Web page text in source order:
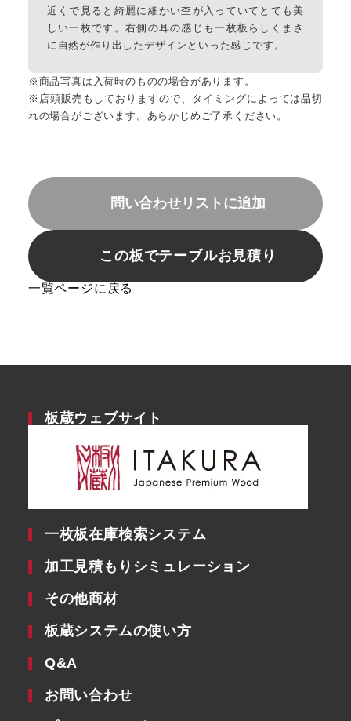
近くで見ると綺麗に細かい杢が入っていてとても美
しい一枚です。右側の耳の感じも一枚板らしくまさ
に自然が作り出したデザインといった感じです。
※商品写真は入荷時のものの場合があります。
※店頭販売もしておりますので、タイミングによっては品切
れの場合がございます。あらかじめご了承ください。
問い合わせリストに追加
この板でテーブルお見積り
一覧ページに戻る
板蔵ウェブサイト
一枚板在庫検索システム
加工見積もりシミュレーション
その他商材
板蔵システムの使い方
Q&A
お問い合わせ